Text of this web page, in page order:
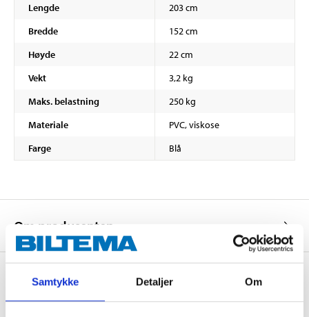
Samtykke Detaljer Om
Lengde
203 cm
Bredde
152 cm
Høyde
22 cm
Vekt
3,2 kg
Maks. belastning
250 kg
Materiale
PVC, viskose
Farge
Blå
Om produsenten
Kjøp & Hent